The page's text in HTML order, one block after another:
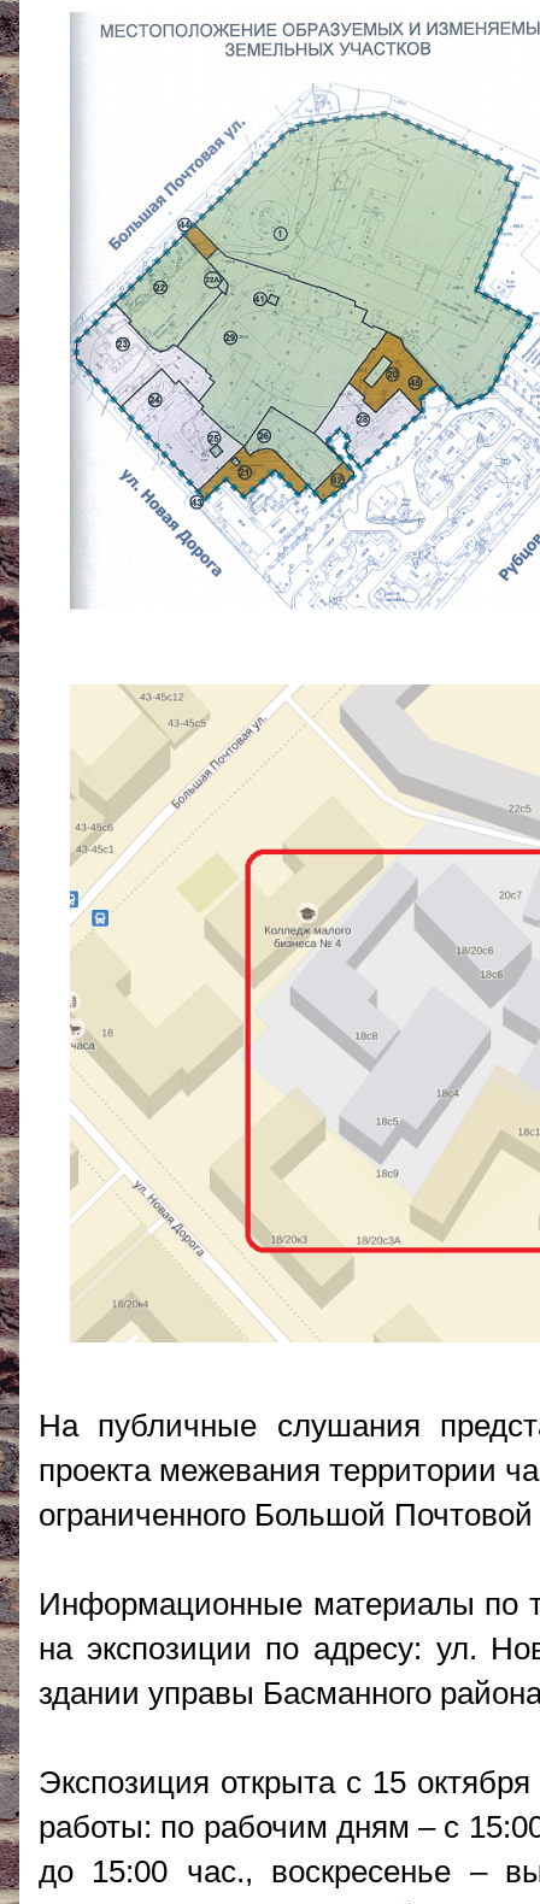
На публичные слушания
проекта межевания территории
ограниченного Большой
Информационные материалы по
на экспозиции по адресу: ул.
здании управы Басманного
Экспозиция открыта с 15
работы: по рабочим дням – с
до 15:00 час., воскресенье –